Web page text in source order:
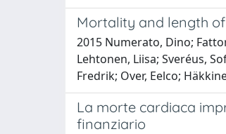
Mortality and length
2015 Numerato, Dino;
Lehtonen, Liisa; Sveréus,
Fredrik; Over, Eelco;
La morte cardiaca
finanziario